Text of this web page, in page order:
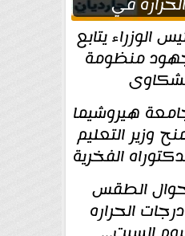
الوزراء يتابع
منظومة
الحكومية خلال
هيروشيما
وزير التعليم
الفخرية
لما حققه
الطقس
الحراره